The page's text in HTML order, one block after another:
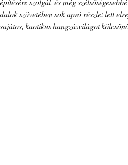
építésére szolgál, és még
dalok szövetében sok apró részlet lett
sajátos, kaotikus hangzásvilágot